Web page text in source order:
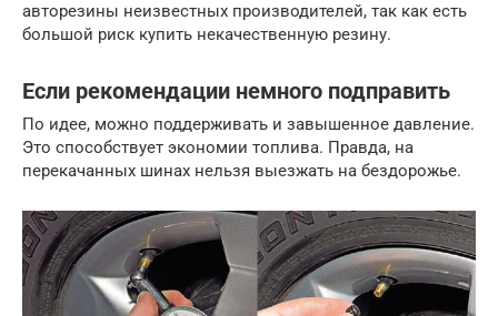
авторезины неизвестных производителей, так как есть
большой риск купить некачественную резину.
Если рекомендации немного подправить
По идее, можно поддерживать и завышенное давление.
Это способствует экономии топлива. Правда, на
перекачанных шинах нельзя выезжать на бездорожье.